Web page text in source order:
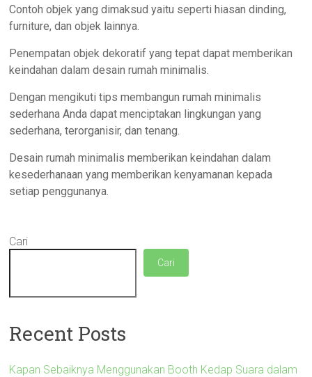
Contoh objek yang dimaksud yaitu seperti hiasan dinding,
furniture, dan objek lainnya.
Penempatan objek dekoratif yang tepat dapat memberikan
keindahan dalam desain rumah minimalis.
Dengan mengikuti tips membangun rumah minimalis
sederhana Anda dapat menciptakan lingkungan yang
sederhana, terorganisir, dan tenang.
Desain rumah minimalis memberikan keindahan dalam
kesederhanaan yang memberikan kenyamanan kepada
setiap penggunanya.
Cari
Cari
Recent Posts
Kapan Sebaiknya Menggunakan Booth Kedap Suara dalam